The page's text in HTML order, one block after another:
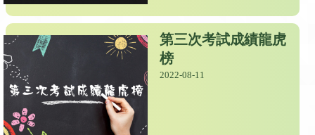
第三次考試成績龍虎
榜
2022-08-11